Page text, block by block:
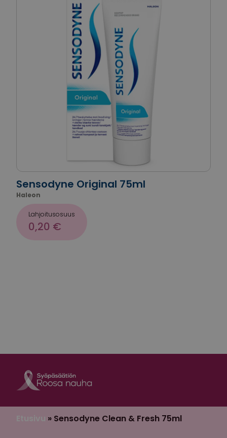
Sensodyne Original 75ml
Haleon
Lahjoitusosuus
0,20 €
» Sensodyne Clean & Fresh 75ml